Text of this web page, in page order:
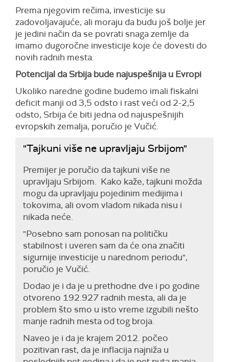
Prema njegovim rečima, investicije su
zadovoljavajuće, ali moraju da budu još bolje jer
je jedini način da se povrati snaga zemlje da
imamo dugoročne investicije koje će dovesti do
novih radnih mesta.
Potencijal da Srbija bude najuspešnija u Evropi
Ukoliko naredne godine budemo imali fiskalni
deficit manji od 3,5 odsto i rast veći od 2-2,5
odsto, Srbija će biti jedna od najuspešnijih
evropskih zemalja, poručio je Vučić.
"Tajkuni više ne upravljaju Srbijom"
Premijer je poručio da tajkuni više ne
upravljaju Srbijom. Kako kaže, tajkuni možda
mogu da upravljaju pojedinim medijima i
tokovima, ali ovom vladom nikada nisu i
nikada neće.
"Posebno sam ponosan na političku
stabilnost i uveren sam da će ona značiti
sigurnije investicije u narednom periodu",
poručio je Vučić.
Dodao je i da je u prethodne dve i po godine
otvoreno 192.927 radnih mesta, ali da je
problem što smo u isto vreme izgubili nešto
manje radnih mesta od tog broja.
Naveo je i da je krajem 2012. počeo
pozitivan rast, da je inflacija najniža u